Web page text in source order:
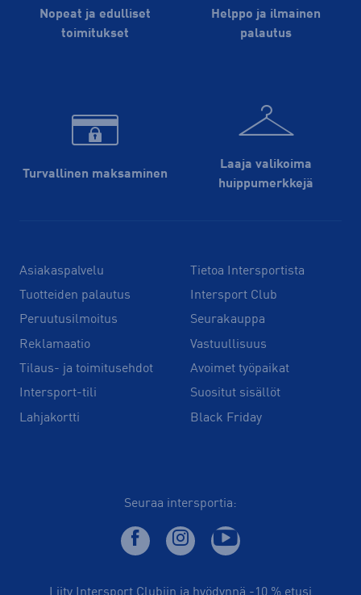
Nopeat ja edulliset
toimitukset
Helppo ja ilmainen
palautus
Turvallinen maksaminen
Laaja valikoima
huippu­merkkejä
Asiakaspalvelu
Tuotteiden palautus
Peruutusilmoitus
Reklamaatio
Tilaus- ja toimitusehdot
Intersport-tili
Lahjakortti
Tietoa Intersportista
Intersport Club
Seurakauppa
Vastuullisuus
Avoimet työpaikat
Suositut sisällöt
Black Friday
Seuraa intersportia: